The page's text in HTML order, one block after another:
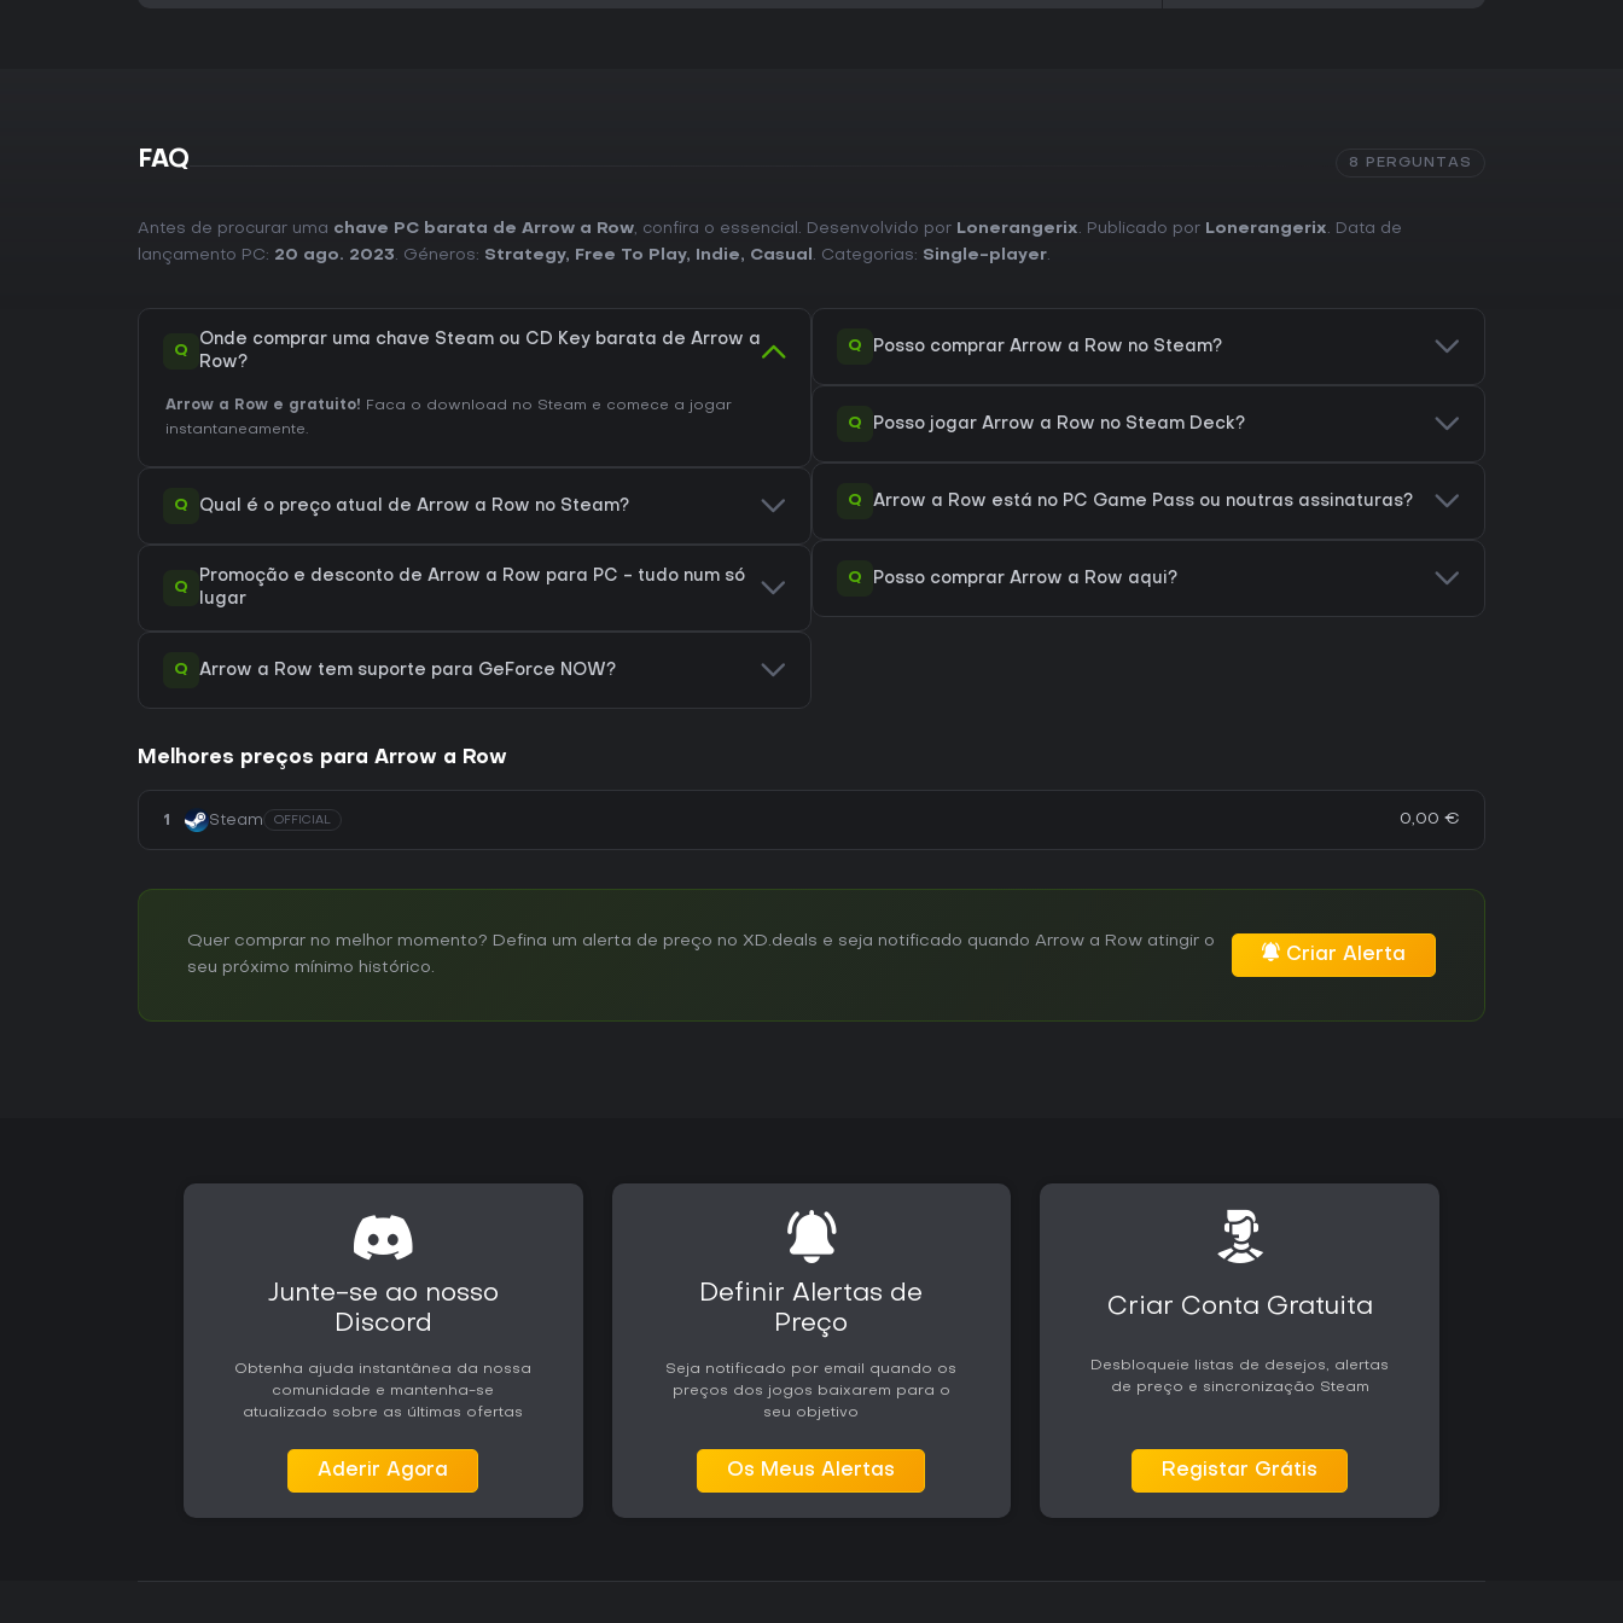
FAQ 8 PERGUNTAS
Antes de procurar uma chave PC barata de Arrow a Row, confira o essencial. Desenvolvido por Lonerangerix. Publicado por Lonerangerix. Data de
lançamento PC: 20 ago. 2023. Géneros: Strategy, Free To Play, Indie, Casual . Categorias: Single-player.
Q
Onde comprar uma chave Steam ou CD Key barata de Arrow a
Row?
Arrow a Row e gratuito! Faca o download no Steam e comece a jogar
instantaneamente.
Q Qual é o preço atual de Arrow a Row no Steam?
Q
Promoção e desconto de Arrow a Row para PC - tudo num só
lugar
Q Arrow a Row tem suporte para GeForce NOW?
Q Posso comprar Arrow a Row no Steam?
Q Posso jogar Arrow a Row no Steam Deck?
Q Arrow a Row está no PC Game Pass ou noutras assinaturas?
Q Posso comprar Arrow a Row aqui?
Melhores preços para Arrow a Row
1 Steam OFFICIAL 0,00 €
Quer comprar no melhor momento? Defina um alerta de preço no XD.deals e seja notificado quando Arrow a Row atingir o
seu próximo mínimo histórico.
Criar Alerta
Junte-se ao nosso
Discord
Obtenha ajuda instantânea da nossa
comunidade e mantenha-se
atualizado sobre as últimas ofertas
Aderir Agora
Definir Alertas de
Preço
Seja notificado por email quando os
preços dos jogos baixarem para o
seu objetivo
Os Meus Alertas
Criar Conta Gratuita
Desbloqueie listas de desejos, alertas
de preço e sincronização Steam
Registar Grátis